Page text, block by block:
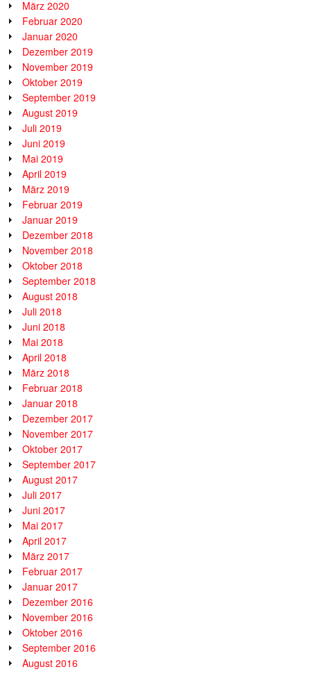
März 2020
Februar 2020
Januar 2020
Dezember 2019
November 2019
Oktober 2019
September 2019
August 2019
Juli 2019
Juni 2019
Mai 2019
April 2019
März 2019
Februar 2019
Januar 2019
Dezember 2018
November 2018
Oktober 2018
September 2018
August 2018
Juli 2018
Juni 2018
Mai 2018
April 2018
März 2018
Februar 2018
Januar 2018
Dezember 2017
November 2017
Oktober 2017
September 2017
August 2017
Juli 2017
Juni 2017
Mai 2017
April 2017
März 2017
Februar 2017
Januar 2017
Dezember 2016
November 2016
Oktober 2016
September 2016
August 2016